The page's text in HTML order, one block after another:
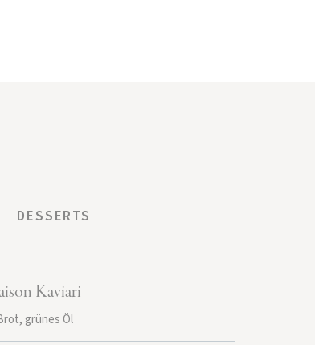
DESSERTS
Kaviari
grünes Öl